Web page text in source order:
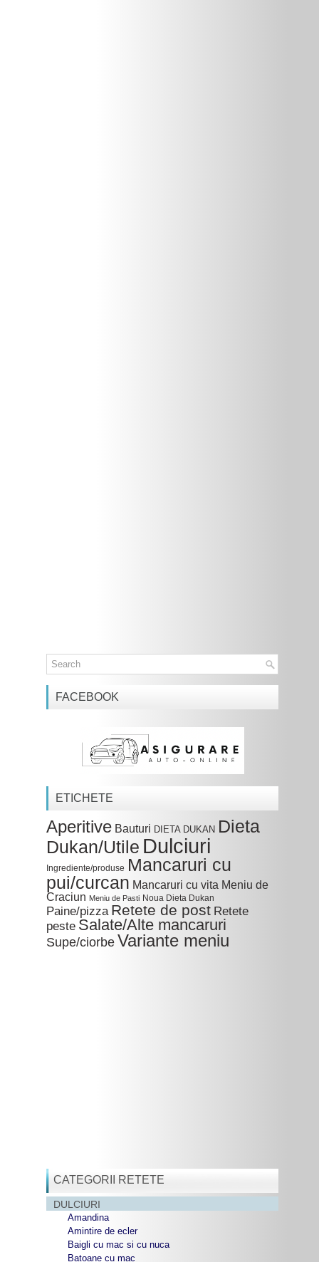
FACEBOOK
ETICHETE
Aperitive Bauturi DIETA DUKAN Dieta
Dukan/Utile Dulciuri
Ingrediente/produse Mancaruri cu
pui/curcan Mancaruri cu vita Meniu de
Craciun Meniu de Pasti Noua Dieta Dukan
Paine/pizza Retete de post Retete
peste Salate/Alte mancaruri
Supe/ciorbeVariante meniu
CATEGORII RETETE
DULCIURI
Amandina
Amintire de ecler
Baigli cu mac si cu nuca
Batoane cu mac